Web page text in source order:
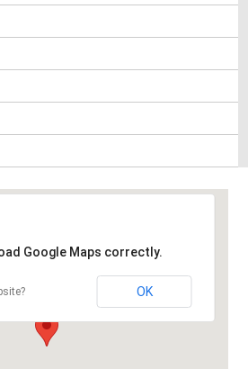
Google Maps correctly.
OK